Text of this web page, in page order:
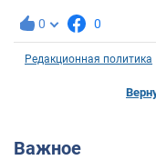
0 0
Редакционная политика
Важное